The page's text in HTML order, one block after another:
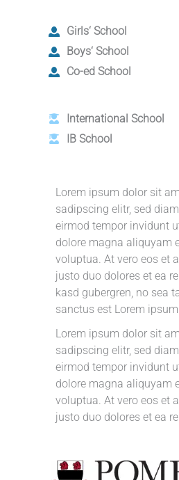
Girls‘ School
Boys‘ School
Co-ed School
International School
IB School
Lorem ipsum dolor sit
sadipscing elitr, sed
eirmod tempor invidunt
dolore magna aliquyam
voluptua. At vero eos et
justo duo dolores et ea
kasd gubergren, no sea
sanctus est Lorem
Lorem ipsum dolor sit
sadipscing elitr, sed
eirmod tempor invidunt
dolore magna aliquyam
voluptua. At vero eos et
justo duo dolores et ea